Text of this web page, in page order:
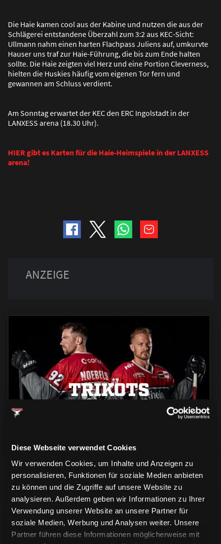
Diese Webseite verwendet Cookies
Wir verwenden Cookies, um Inhalte und Anzeigen zu
personalisieren, Funktionen für soziale Medien anbieten
zu können und die Zugriffe auf unsere Website zu
analysieren. Außerdem geben wir Informationen zu Ihrer
Verwendung unserer Website an unsere Partner für
soziale Medien, Werbung und Analysen weiter. Unsere
Partner führen diese Informationen möglicherweise mit
Die Haie kamen cool aus der Kabine und nutzen die aus der
Schlägerei entstandene Überzahl zum 3:2 aus KEC-Sicht:
Ullmann nahm einen harten Flachpass Juliens auf, umkurvte
Hauser uns traf zur Haie-Führung, die bis zum Ende halten
sollte. Die Haie zeigten viel Herz und eine Portion Cleverness,
hielten die Huskies häufig vom eigenen Tor fern und
gewannen am Schluss verdient.
Am Sonntag erwartet der KEC den ERC Ingolstadt in der
LANXESS arena (18.30 Uhr).
HIER gibt es Karten für die Haie-Heimspiele in der LANXESS
arena!
TRIKOTS
TRIKOTS
TRIKOTS